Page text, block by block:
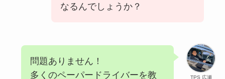
なるんでしょうか？
TPS 広瀬
問題ありません！
多くのペーパードライバーを教